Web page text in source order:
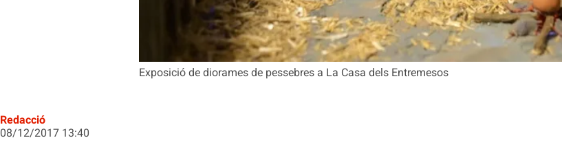
Exposició de diorames de pessebres a La Casa dels Entremesos
Redacció
08/12/2017 13:40